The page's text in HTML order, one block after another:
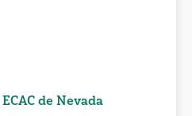
de Nevada